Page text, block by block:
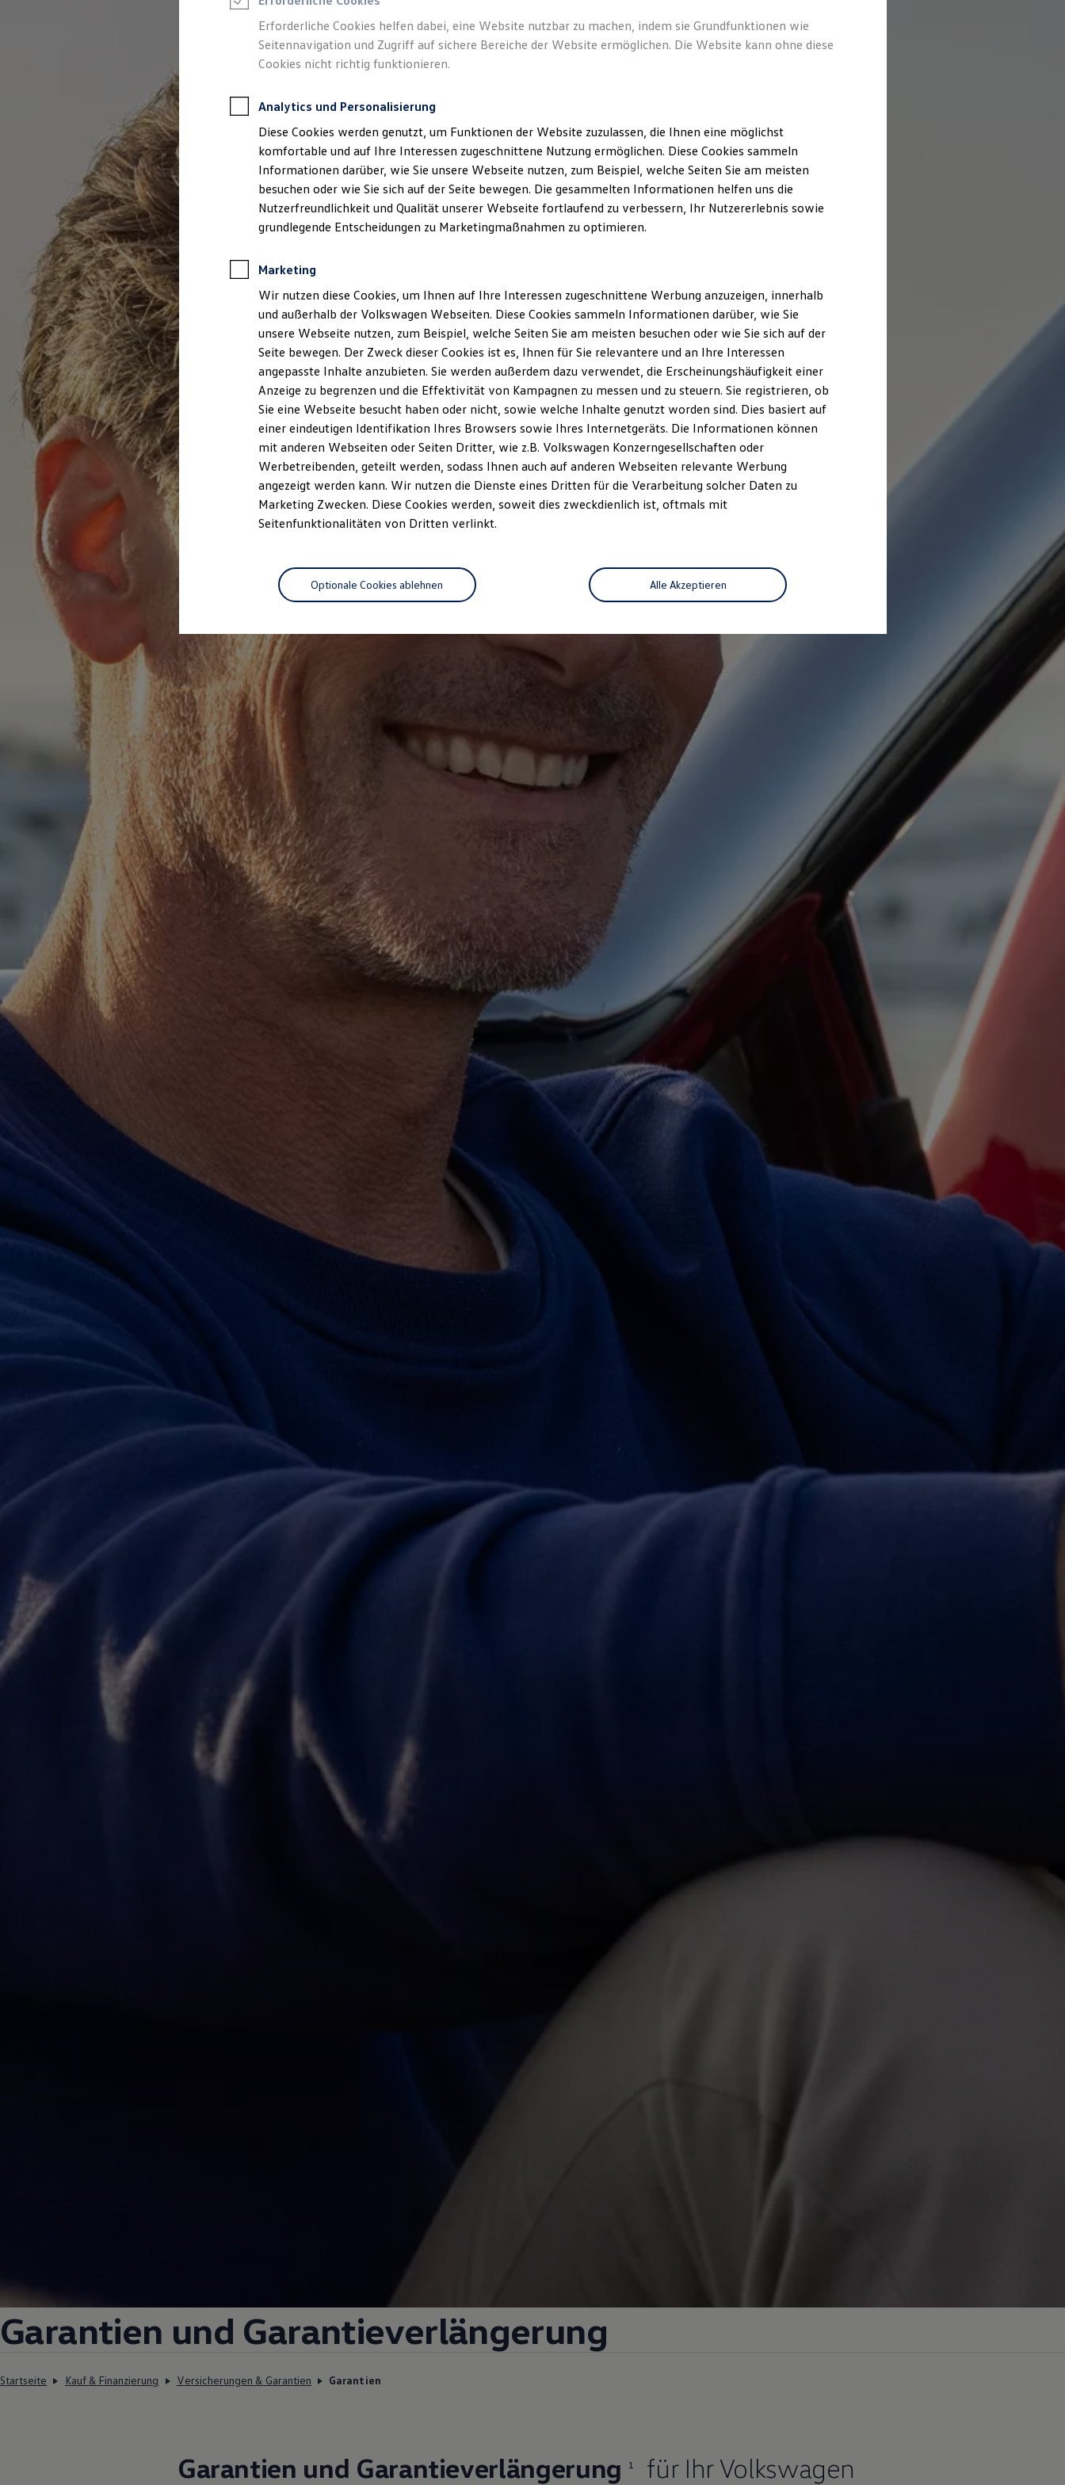
Fahrzeuge online kaufen
Digitaler Marktplatz
Kauf & Finanzierung
Online-Fahrzeugbewertung
Aktionen & Angebote
E-Auto-Förderung
Für Privatkunden
Für Gewerbekunden
Profi Paket
TopDeal
Gebrauchtwagen
ProfiPartner für Gebrauchtwagen
Zertifizierte Gebrauchtwagen
Finanzierung
Für Privatkunden
Für Gewerbekunden
Leasing
Für Privatkunden
Für Gewerbekunden
Versicherungen & Garantien
Garantien
Kfz-Versicherung für Nutzfahrzeuge
Restschuldversicherung
Wartungsverträge
Besitzer & Service
Reparatur & Service
Sommer-Special
Reparatur, Pflege & Inspektion
Servicetermin anfragen
Service-Vorteile bei Volkswagen Nutzfahrzeuge
ServicePlus
Economy Service
Räder & Reifen Service
Ersatzfahrzeuge
Notdienst und Pannenhilfe
Software, Konnektivität & Apps
VW Connect für Ihren Amarok
VW Connect für andere Modelle
Connect Pro
Fleet Interface Data
Multistop Pathfinder
Übersicht Software Updates
Hilfreiches für Besitzer
Digitales Bordbuch
Fahrerassistenz- und Sicherheitssysteme
Kontrollleuchten
Kurzfahrprofile und Ölverdünnung
Batterieverordnung
XTL-Dieselkraftstoff
Ersatzteile und Betriebsflüssigkeiten
Original Zubehör und Lifestyle Produkte
myVolkswagen
myVolkswagen Business
Elektrisch & Autonom
Elektro - & Hybridfahrzeuge
Unser Ansatz
Klimafreundlicher Strom
Reichweite & Ladelösungen
Reichweitensimulator
Ladezeitensimulator
Ladelösungen für Privatkunden
Ladelösungen für Gewerbekunden
Wallbox und Ladekabel
Bidirektionales Laden
Autonomes Fahren
Mehr zum ID. Buzz
Online Beratung
California Club
California Magazin & Ratgeber
California Lifestyle & Zubehör
Übernachten im California
Rückblick VW Bus Festival 2023
Fahrzeugabholung ab Werk
Garantien und Garantieverlängerung
Startseite Kauf & Finanzierung Versicherungen & Garantien Garantien
Garantien und Garantieverlängerung 1 für Ihr Volkswagen
Erforderliche Cookies helfen dabei, eine Website nutzbar zu machen, indem sie Grundfunktionen wie
Seitennavigation und Zugriff auf sichere Bereiche der Website ermöglichen. Die Website kann ohne diese
Cookies nicht richtig funktionieren.
Analytics und Personalisierung
Diese Cookies werden genutzt, um Funktionen der Website zuzulassen, die Ihnen eine möglichst
komfortable und auf Ihre Interessen zugeschnittene Nutzung ermöglichen. Diese Cookies sammeln
Informationen darüber, wie Sie unsere Webseite nutzen, zum Beispiel, welche Seiten Sie am meisten
besuchen oder wie Sie sich auf der Seite bewegen. Die gesammelten Informationen helfen uns die
Nutzerfreundlichkeit und Qualität unserer Webseite fortlaufend zu verbessern, Ihr Nutzererlebnis sowie
grundlegende Entscheidungen zu Marketingmaßnahmen zu optimieren.
Marketing
Wir nutzen diese Cookies, um Ihnen auf Ihre Interessen zugeschnittene Werbung anzuzeigen, innerhalb
und außerhalb der Volkswagen Webseiten. Diese Cookies sammeln Informationen darüber, wie Sie
unsere Webseite nutzen, zum Beispiel, welche Seiten Sie am meisten besuchen oder wie Sie sich auf der
Seite bewegen. Der Zweck dieser Cookies ist es, Ihnen für Sie relevantere und an Ihre Interessen
angepasste Inhalte anzubieten. Sie werden außerdem dazu verwendet, die Erscheinungshäufigkeit einer
Anzeige zu begrenzen und die Effektivität von Kampagnen zu messen und zu steuern. Sie registrieren, ob
Sie eine Webseite besucht haben oder nicht, sowie welche Inhalte genutzt worden sind. Dies basiert auf
einer eindeutigen Identifikation Ihres Browsers sowie Ihres Internetgeräts. Die Informationen können
mit anderen Webseiten oder Seiten Dritter, wie z.B. Volkswagen Konzerngesellschaften oder
Werbetreibenden, geteilt werden, sodass Ihnen auch auf anderen Webseiten relevante Werbung
angezeigt werden kann. Wir nutzen die Dienste eines Dritten für die Verarbeitung solcher Daten zu
Marketing Zwecken. Diese Cookies werden, soweit dies zweckdienlich ist, oftmals mit
Seitenfunktionalitäten von Dritten verlinkt.
Alle Akzeptieren
Optionale Cookies ablehnen